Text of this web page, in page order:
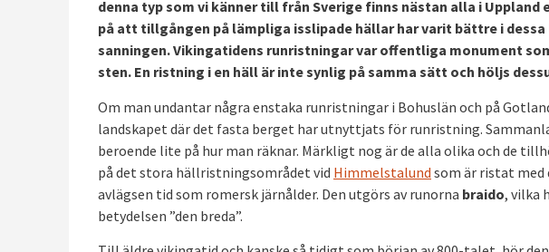
denna typ som vi känner till från Sverige finns nästan alla i
på att tillgången på lämpliga isslipade hällar har varit bättre i
sanningen. Vikingatidens runristningar var offentliga monument
sten. En ristning i en häll är inte synlig på samma sätt och höljs
Om man undantar några enstaka runristningar i Bohuslän och på
landskapet där det fasta berget har utnyttjats för runristning.
beroende lite på hur man räknar. Märkligt nog är de alla olika och de
på det stora hällristningsområdet vid Himmelstalund som är ristat med
avlägsen tid som romersk järnålder. Den utgörs av runorna braido, vilka
betydelsen ”den breda”.